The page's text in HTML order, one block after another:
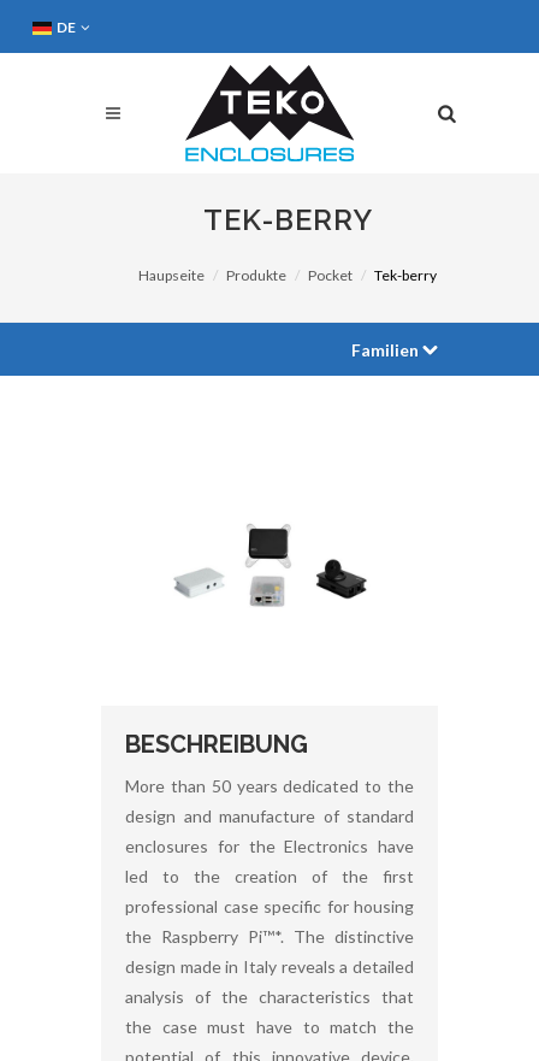
DE
TEK-BERRY
Haupseite Produkte Pocket Tek-berry
Familien
BESCHREIBUNG
More than 50 years dedicated to the
design and manufacture of standard
enclosures for the Electronics have
led to the creation of the first
professional case specific for housing
the Raspberry Pi™*. The distinctive
design made in Italy reveals a detailed
analysis of the characteristics that
the case must have to match the
potential of this innovative device.